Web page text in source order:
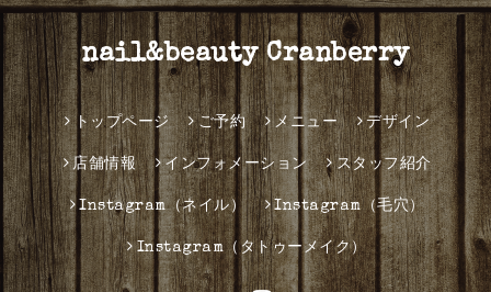
nail&beauty Cranberry
トップページ ご予約 メニュー デザイン
店舗情報 インフォメーション スタッフ紹介
Instagram（ネイル） Instagram（毛穴）
Instagram（タトゥーメイク）